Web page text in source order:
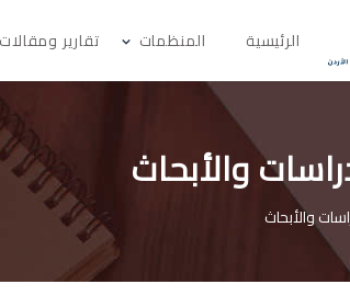
الرئيسية المنظمات تقارير ومقالات
والأبحاث
والأبحاث